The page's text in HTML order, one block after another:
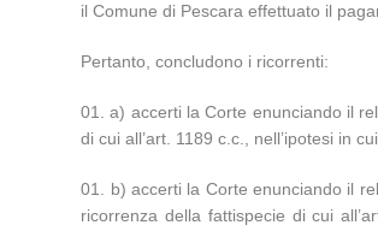
il Comune di Pescara effettuato il
Pertanto, concludono i ricorrenti:
a) accerti la Corte enunciando il
di cui all’art. 1189 c.c., nell’ipotesi in
b) accerti la Corte enunciando il
ricorrenza della fattispecie di cui